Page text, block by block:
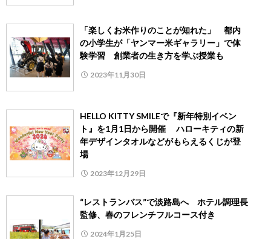
「楽しくお米作りのことが知れた」 都内
の小学生が「ヤンマー米ギャラリー」で体
験学習 創業者の生き方を学ぶ授業も
2023年11月30日
HELLO KITTY SMILEで『新年特別イベン
ト』を1月1日から開催 ハローキティの新
年デザインタオルなどがもらえるくじが登
場
2023年12月29日
“レストランバス”で淡路島へ ホテル調理長
監修、春のフレンチフルコース付き
2024年1月25日